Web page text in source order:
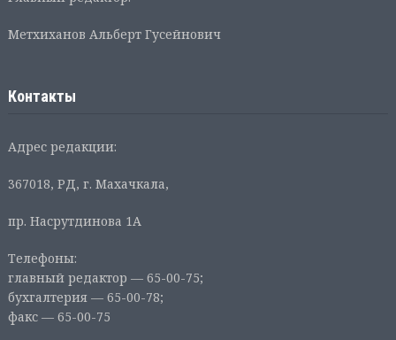
Метхиханов Альберт Гусейнович
Контакты
Адрес редакции:
367018, РД, г. Махачкала,
пр. Насрутдинова 1А
Телефоны:
главный редактор — 65-00-75;
бухгалтерия — 65-00-78;
факс — 65-00-75